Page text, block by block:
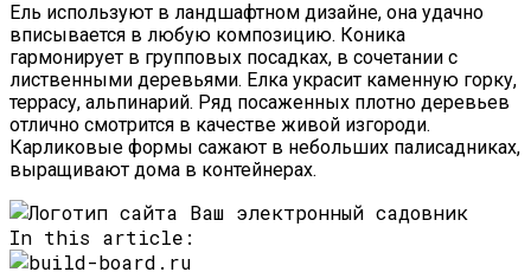
Ель используют в ландшафтном дизайне, она удачно
вписывается в любую композицию. Коника
гармонирует в групповых посадках, в сочетании с
лиственными деревьями. Елка украсит каменную горку,
террасу, альпинарий. Ряд посаженных плотно деревьев
отлично смотрится в качестве живой изгороди.
Карликовые формы сажают в небольших палисадниках,
выращивают дома в контейнерах.
In this article: